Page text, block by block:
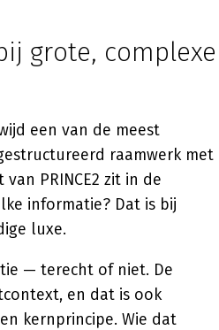
grote, complexe
een van de meest
raamwerk met
PRINCE2 zit in de
informatie? Dat is bij
luxe.
— terecht of niet. De
en dat is ook
kernprincipe. Wie dat